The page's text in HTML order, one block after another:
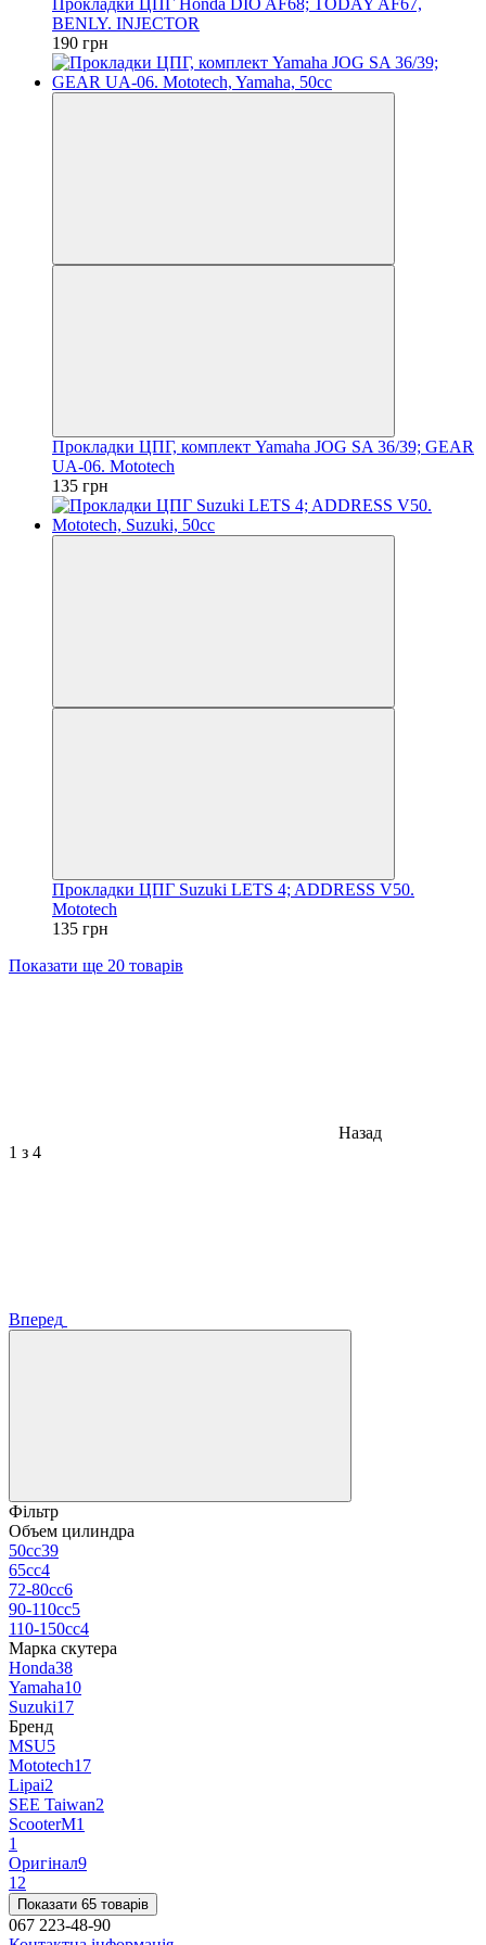
BENLY. INJECTOR
190 грн
Прокладки ЦПГ, комплект Yamaha JOG SA 36/39; GEAR
UA-06. Mototech
135 грн
Прокладки ЦПГ Suzuki LETS 4; ADDRESS V50.
Mototech
135 грн
Показати ще 20 товарів
Назад
1 з 4
Вперед
Фільтр
Объем цилиндра
50сс39
65сс4
72-80сс6
90-110cc5
110-150сс4
Марка скутера
Honda38
Yamaha10
Suzuki17
Бренд
MSU5
Mototech17
Lipai2
SEE Taiwan2
ScooterM1
1
Оригінал9
12
Показати 65 товарів
067 223-48-90